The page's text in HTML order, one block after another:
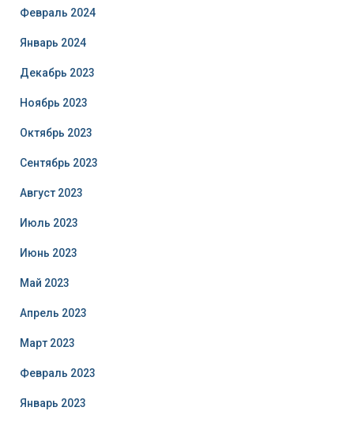
Февраль 2024
Январь 2024
Декабрь 2023
Ноябрь 2023
Октябрь 2023
Сентябрь 2023
Август 2023
Июль 2023
Июнь 2023
Май 2023
Апрель 2023
Март 2023
Февраль 2023
Январь 2023